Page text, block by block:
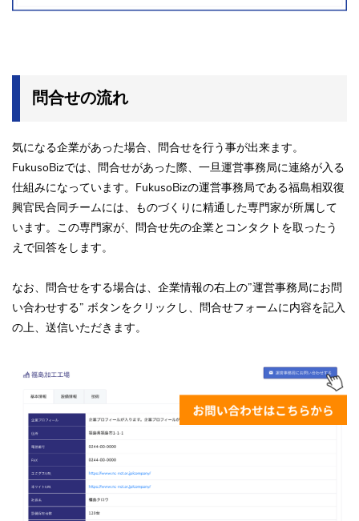
問合せの流れ
気になる企業があった場合、問合せを行う事が出来ます。
FukusoBizでは、問合せがあった際、一旦運営事務局に連絡が入る
仕組みになっています。FukusoBizの運営事務局である福島相双復
興官民合同チームには、ものづくりに精通した専門家が所属して
います。この専門家が、問合せ先の企業とコンタクトを取ったう
えで回答をします。
なお、問合せをする場合は、企業情報の右上の”運営事務局にお問
い合わせする” ボタンをクリックし、問合せフォームに内容を記入
の上、送信いただきます。